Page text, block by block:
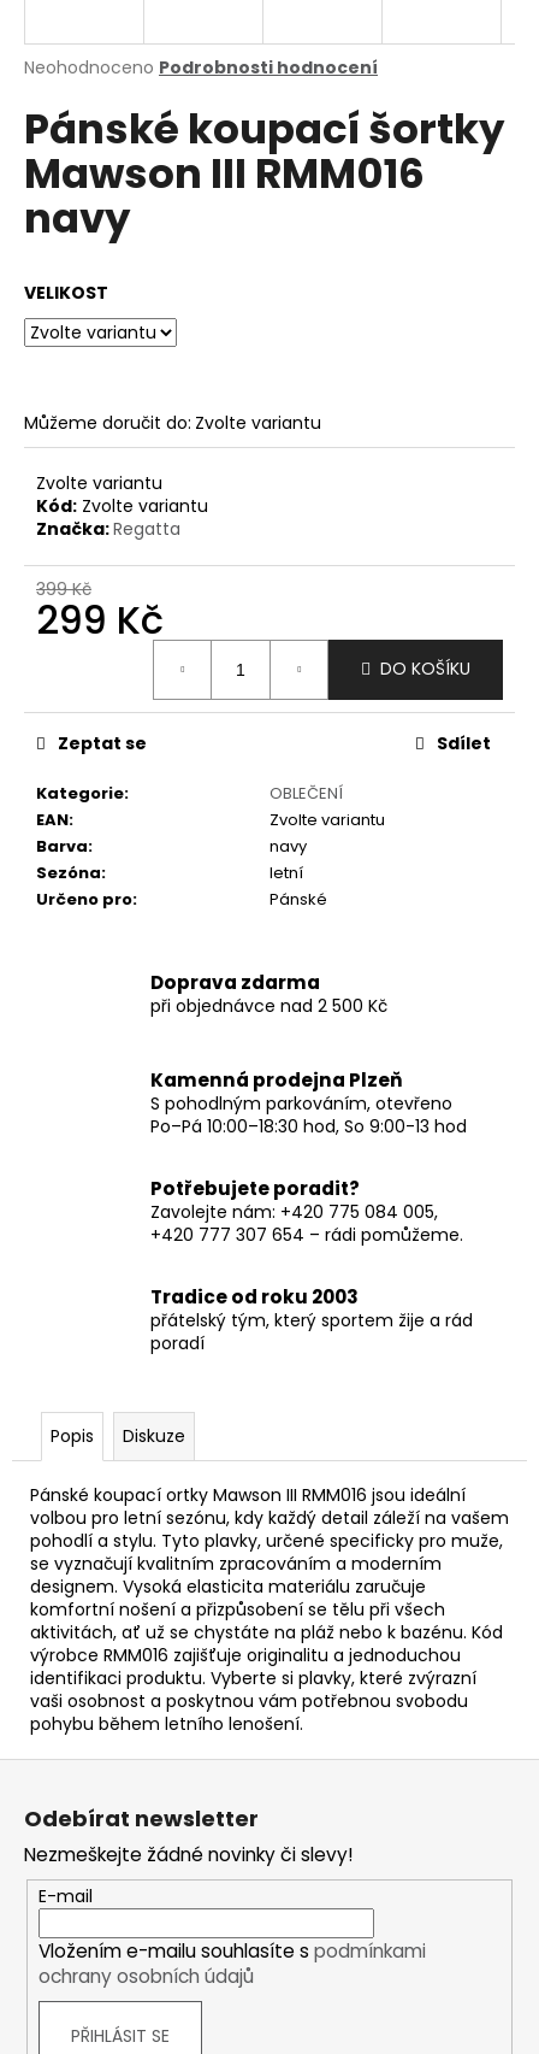
Průměrné
produktu
je
0,0
5
hvězdiček.
Neohodnoceno Podrobnosti hodnocení
Pánské koupací šortky
Mawson III RMM016
navy
VELIKOST
Můžeme doručit do: Zvolte variantu
Zvolte variantu
Kód: Zvolte variantu
Značka:Regatta
399 Kč
299 Kč
DO KOŠÍKU
Kategorie:
OBLEČENÍ
EAN:
Zvolte variantu
Barva:
navy
Sezóna:
letní
Určeno pro: Pánské
Zeptat se Sdílet
Doprava zdarma
při objednávce nad 2 500 Kč
Kamenná prodejna Plzeň
S pohodlným parkováním, otevřeno
Po–Pá 10:00–18:30 hod, So 9:00-13 hod
Potřebujete poradit?
Zavolejte nám: +420 775 084 005,
+420 777 307 654 – rádi pomůžeme.
Tradice od roku 2003
přátelský tým, který sportem žije a rád
poradí
Popis Diskuze
Pánské koupací ortky Mawson III RMM016 jsou ideální
volbou pro letní sezónu, kdy každý detail záleží na vašem
pohodlí a stylu. Tyto plavky, určené specificky pro muže,
se vyznačují kvalitním zpracováním a moderním
designem. Vysoká elasticita materiálu zaručuje
komfortní nošení a přizpůsobení se tělu při všech
aktivitách, ať už se chystáte na pláž nebo k bazénu. Kód
výrobce RMM016 zajišťuje originalitu a jednoduchou
identifikaci produktu. Vyberte si plavky, které zvýrazní
vaši osobnost a poskytnou vám potřebnou svobodu
pohybu během letního lenošení.
j
t
?
o
p
u
č
u
Z
Odebírat newsletter
Nezmeškejte žádné novinky či slevy!
E-mail
Vložením e-mailu souhlasíte s podmínkami
ochrany osobních údajů
PŘIHLÁSIT SE